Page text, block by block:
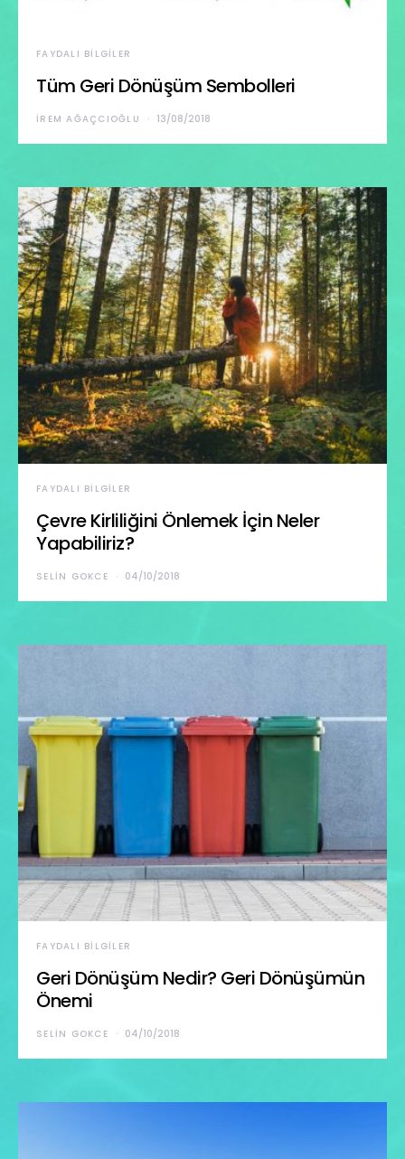
FAYDALI BILGILER
Tüm Geri Dönüşüm Sembolleri
İREM AĞAÇCIOĞLU 13/08/2018
FAYDALI BILGILER
Çevre Kirliliğini Önlemek İçin Neler
Yapabiliriz?
SELIN GOKCE 04/10/2018
FAYDALI BILGILER
Geri Dönüşüm Nedir? Geri Dönüşümün
Önemi
SELIN GOKCE 04/10/2018